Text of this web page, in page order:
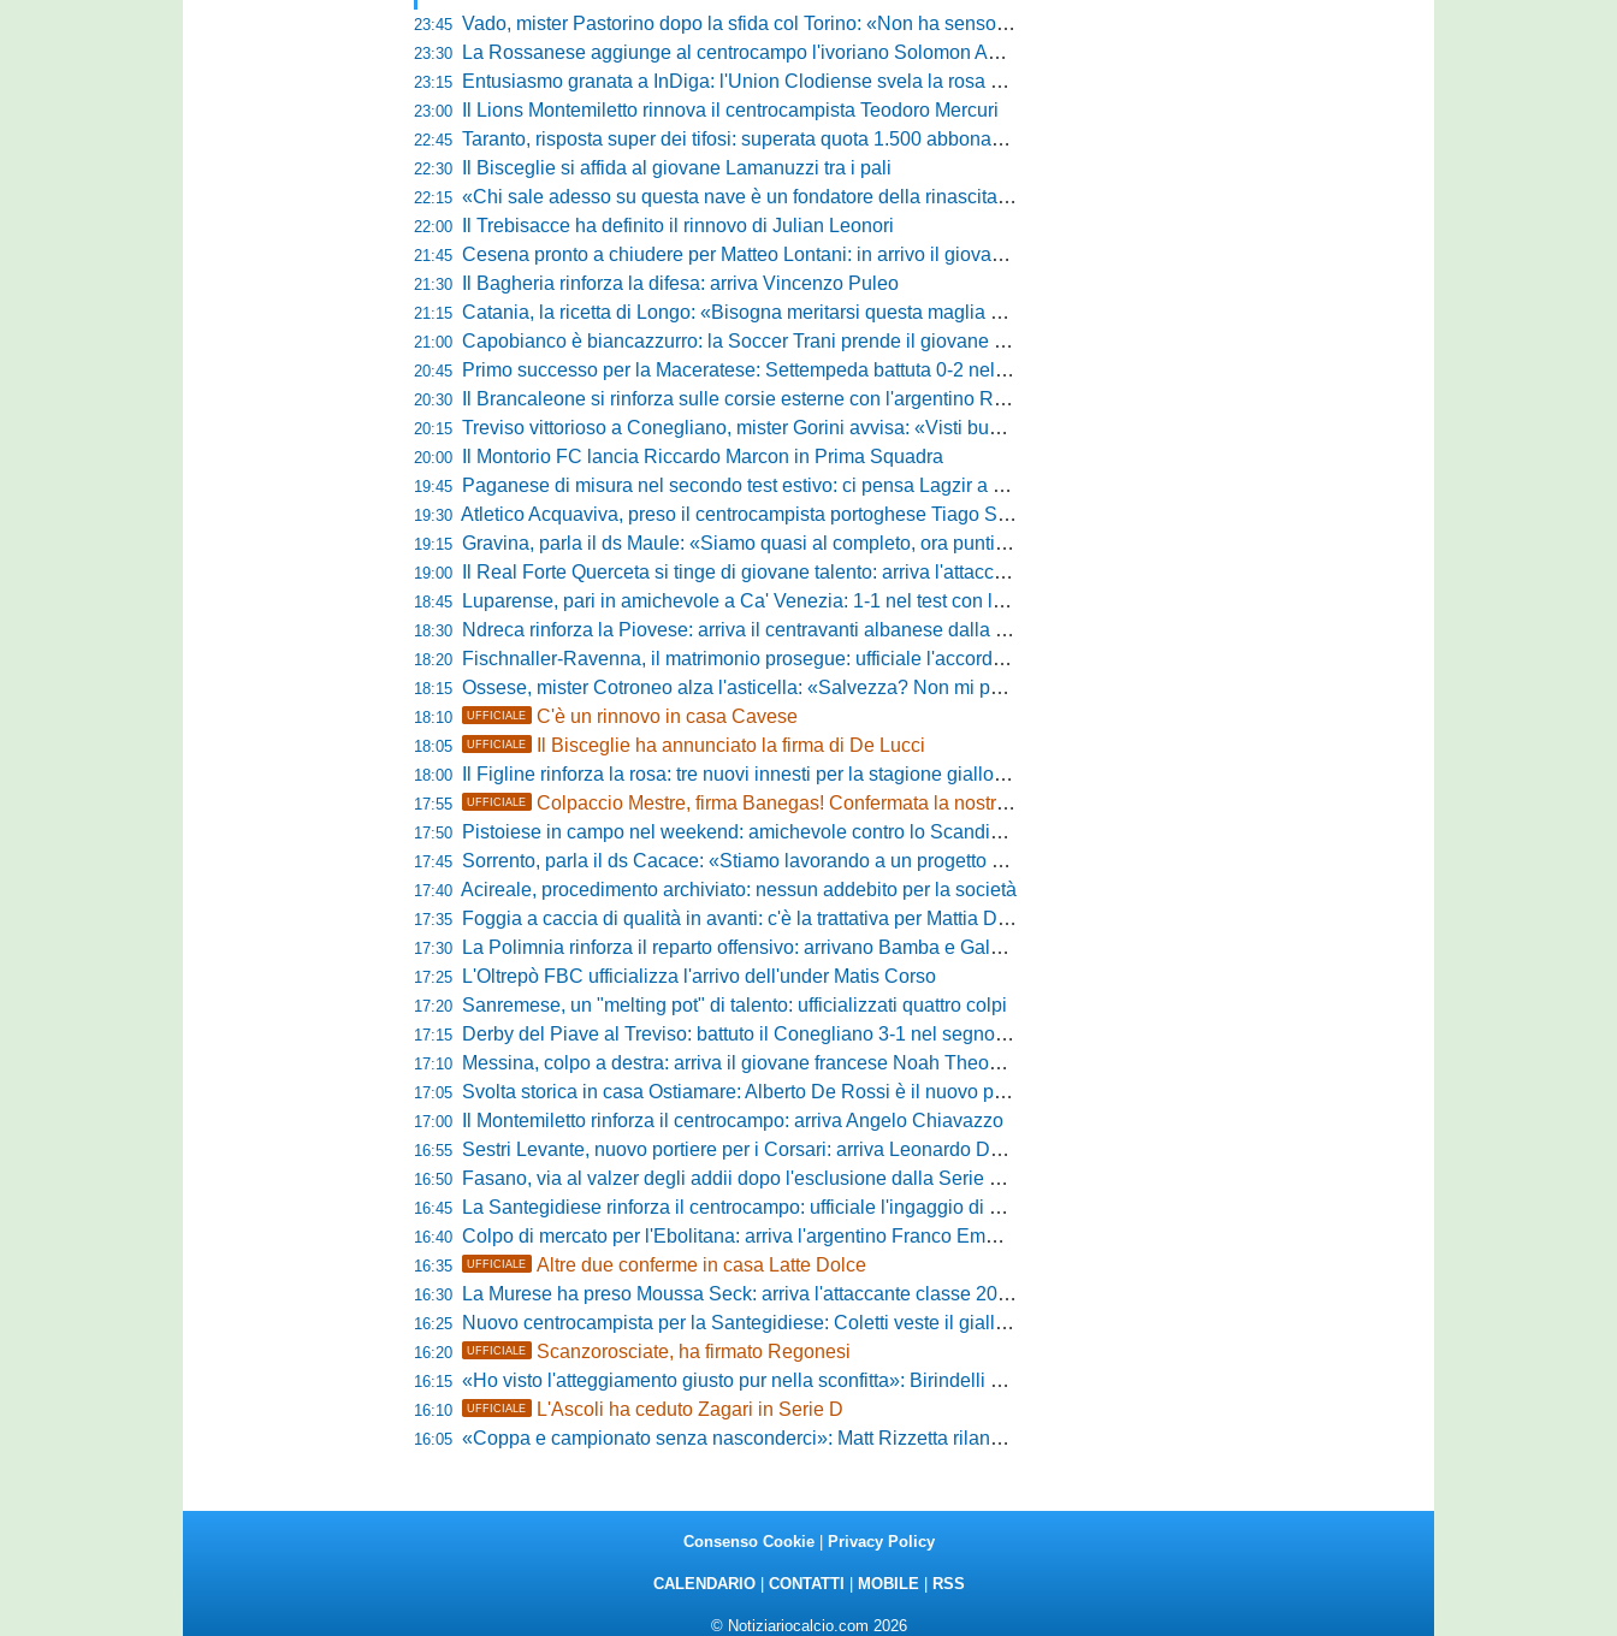
23:45 Vado, mister Pastorino dopo la sfida col Torino: «Non ha senso chiudersi e fare le barricate»
23:30 La Rossanese aggiunge al centrocampo l'ivoriano Solomon Andrews Manu
23:15 Entusiasmo granata a InDiga: l'Union Clodiense svela la rosa per la nuova annata
23:00 Il Lions Montemiletto rinnova il centrocampista Teodoro Mercuri
22:45 Taranto, risposta super dei tifosi: superata quota 1.500 abbonamenti
22:30 Il Bisceglie si affida al giovane Lamanuzzi tra i pali
22:15 «Chi sale adesso su questa nave è un fondatore della rinascita»: Davis carica l'ambiente Messina
22:00 Il Trebisacce ha definito il rinnovo di Julian Leonori
21:45 Cesena pronto a chiudere per Matteo Lontani: in arrivo il giovane talento dello Spezia
21:30 Il Bagheria rinforza la difesa: arriva Vincenzo Puleo
21:15 Catania, la ricetta di Longo: «Bisogna meritarsi questa maglia ogni singolo giorno»
21:00 Capobianco è biancazzurro: la Soccer Trani prende il giovane attaccante ex Monopoli
20:45 Primo successo per la Maceratese: Settempeda battuta 0-2 nella ripresa
20:30 Il Brancaleone si rinforza sulle corsie esterne con l'argentino Rotela
20:15 Treviso vittorioso a Conegliano, mister Gorini avvisa: «Visti buoni spunti, ma c'è ancora tanto da lavorare»
20:00 Il Montorio FC lancia Riccardo Marcon in Prima Squadra
19:45 Paganese di misura nel secondo test estivo: ci pensa Lagzir a piegare l'Equipe Campania
19:30 Atletico Acquaviva, preso il centrocampista portoghese Tiago Santos
19:15 Gravina, parla il ds Maule: «Siamo quasi al completo, ora puntiamo sugli esterni d'attacco»
19:00 Il Real Forte Querceta si tinge di giovane talento: arriva l'attaccante Lucchesi
18:45 Luparense, pari in amichevole a Ca' Venezia: 1-1 nel test con la Primavera lagunare
18:30 Ndreca rinforza la Piovese: arriva il centravanti albanese dalla serie D
18:20 Fischnaller-Ravenna, il matrimonio prosegue: ufficiale l'accordo quinquennale per l'attacco
18:15 Ossese, mister Cotroneo alza l'asticella: «Salvezza? Non mi pongo limiti, voglio vincere più partite possibile»
18:10 UFFICIALE C'è un rinnovo in casa Cavese
18:05 UFFICIALE Il Bisceglie ha annunciato la firma di De Lucci
18:00 Il Figline rinforza la rosa: tre nuovi innesti per la stagione gialloblù
17:55 UFFICIALE Colpaccio Mestre, firma Banegas! Confermata la nostra anteprima
17:50 Pistoiese in campo nel weekend: amichevole contro lo Scandicci allo stadio Strulli di Monsummano
17:45 Sorrento, parla il ds Cacace: «Stiamo lavorando a un progetto ambizioso»
17:40 Acireale, procedimento archiviato: nessun addebito per la società
17:35 Foggia a caccia di qualità in avanti: c'è la trattativa per Mattia Della Morte
17:30 La Polimnia rinforza il reparto offensivo: arrivano Bamba e Galeota
17:25 L'Oltrepò FBC ufficializza l'arrivo dell'under Matis Corso
17:20 Sanremese, un "melting pot" di talento: ufficializzati quattro colpi
17:15 Derby del Piave al Treviso: battuto il Conegliano 3-1 nel segno di Gerbi e Vita
17:10 Messina, colpo a destra: arriva il giovane francese Noah Theodore
17:05 Svolta storica in casa Ostiamare: Alberto De Rossi è il nuovo presidente biancoviola
17:00 Il Montemiletto rinforza il centrocampo: arriva Angelo Chiavazzo
16:55 Sestri Levante, nuovo portiere per i Corsari: arriva Leonardo De Franceschi
16:50 Fasano, via al valzer degli addii dopo l'esclusione dalla Serie D: Salzano verso una big campana
16:45 La Santegidiese rinforza il centrocampo: ufficiale l'ingaggio di Luca Scimia
16:40 Colpo di mercato per l'Ebolitana: arriva l'argentino Franco Emmanuel Boló
16:35 UFFICIALE Altre due conferme in casa Latte Dolce
16:30 La Murese ha preso Moussa Seck: arriva l'attaccante classe 2006
16:25 Nuovo centrocampista per la Santegidiese: Coletti veste il giallorosso
16:20 UFFICIALE Scanzorosciate, ha firmato Regonesi
16:15 «Ho visto l'atteggiamento giusto pur nella sconfitta»: Birindelli promuove il Novara nonostante il KO di Chiavari
16:10 UFFICIALE L'Ascoli ha ceduto Zagari in Serie D
16:05 «Coppa e campionato senza nasconderci»: Matt Rizzetta rilancia le ambizioni del Campobasso
Consenso Cookie| Privacy Policy
CALENDARIO| CONTATTI MOBILE| RSS
© Notiziariocalcio.com 2026